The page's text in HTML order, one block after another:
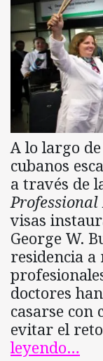
A lo largo
cubanos
a través de
Professional
visas
George W.
residencia a
doctores
casarse con
evitar el
leyendo…